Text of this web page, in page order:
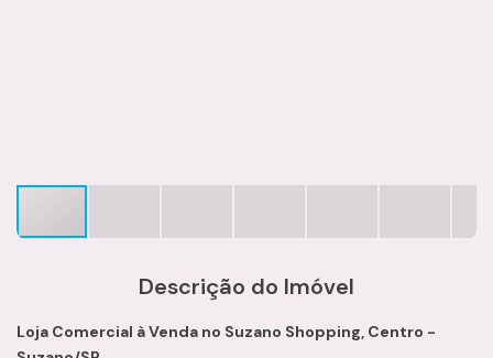
Descrição do Imóvel
Loja Comercial à Venda no Suzano Shopping, Centro -